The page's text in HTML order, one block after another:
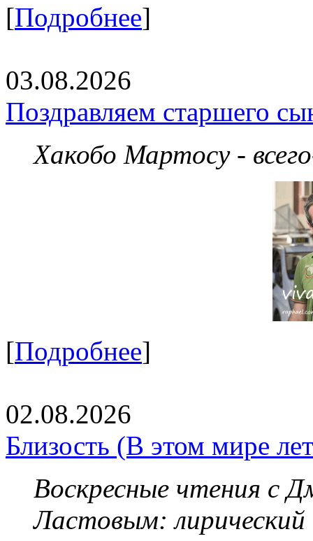
[Подробнее]
03.08.2026
Поздравляем старшего
Хакобо Мартосу -
[Подробнее]
02.08.2026
Близость (В этом мире
Воскресные чтения с
Ластовым: